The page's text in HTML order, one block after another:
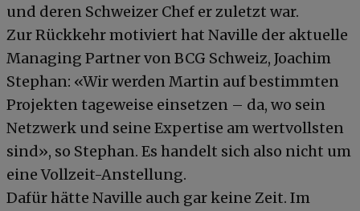
und deren Schweizer Chef er zuletzt war.
Zur Rückkehr motiviert hat Naville der aktuelle
Managing Partner von BCG Schweiz, Joachim
Stephan: «Wir werden Martin auf bestimmten
Projekten tageweise einsetzen – da, wo sein
Netzwerk und seine Expertise am wertvollsten
sind», so Stephan. Es handelt sich also nicht um
eine Vollzeit-Anstellung.
Dafür hätte Naville auch gar keine Zeit. Im